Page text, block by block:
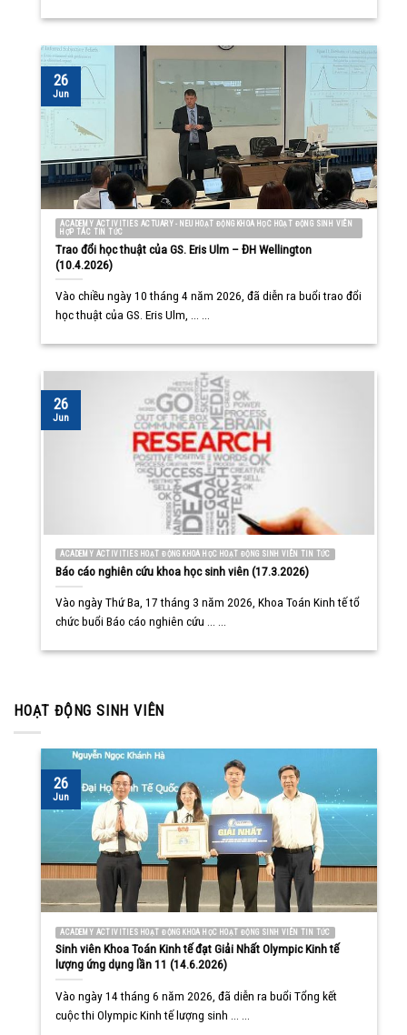
ACADEMY ACTIVITIES ACTUARY - NEU HOẠT ĐỘNG KHOA HỌC HOẠT ĐỘNG SINH VIÊN
HỢP TÁC TIN TỨC
Trao đổi học thuật của GS. Eris Ulm – ĐH Wellington
(10.4.2026)
Vào chiều ngày 10 tháng 4 năm 2026, đã diễn ra buổi trao đổi
học thuật của GS. Eris Ulm, ... ...
26
Jun
ACADEMY ACTIVITIES HOẠT ĐỘNG KHOA HỌC HOẠT ĐỘNG SINH VIÊN TIN TỨC
Báo cáo nghiên cứu khoa học sinh viên (17.3.2026)
Vào ngày Thứ Ba, 17 tháng 3 năm 2026, Khoa Toán Kinh tế tổ
chức buổi Báo cáo nghiên cứu ... ...
26
Jun
HOẠT ĐỘNG SINH VIÊN
ACADEMY ACTIVITIES HOẠT ĐỘNG KHOA HỌC HOẠT ĐỘNG SINH VIÊN TIN TỨC
Sinh viên Khoa Toán Kinh tế đạt Giải Nhất Olympic Kinh tế
lượng ứng dụng lần 11 (14.6.2026)
Vào ngày 14 tháng 6 năm 2026, đã diễn ra buổi Tổng kết
cuộc thi Olympic Kinh tế lượng sinh ... ...
26
Jun